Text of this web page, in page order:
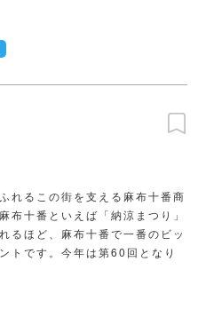
れるこの街を支える麻布十番商
布十番といえば「納涼まつり」
るほど、麻布十番で一番のビッ
トです。今年は第60回となり